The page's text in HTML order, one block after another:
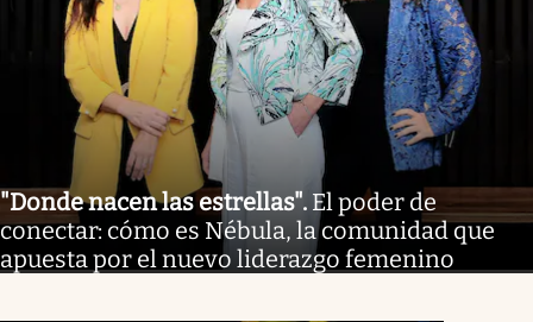
"Donde nacen las estrellas". El poder de
conectar: cómo es Nébula, la comunidad que
apuesta por el nuevo liderazgo femenino